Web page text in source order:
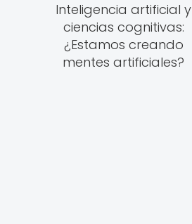
Inteligencia artificial y
ciencias cognitivas:
¿Estamos creando
mentes artificiales?